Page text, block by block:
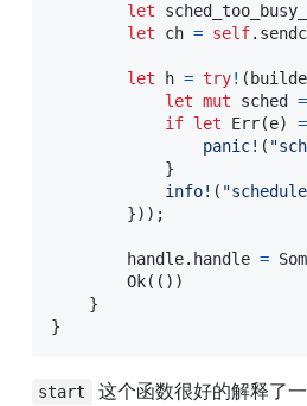
let
let ch = self.
let h = try! (
let mut sched =
if let Err(e) =
panic! (
}
info! (
}) ) ;
        handle
. handle =
Ok( ( ) )
}
}
start
这个函数很好的解释了